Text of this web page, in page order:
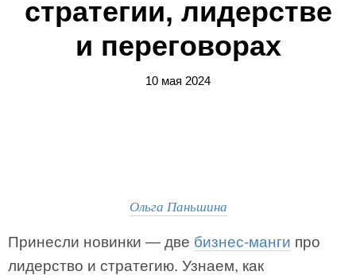
стратегии, лидерстве
и переговорах
10 мая 2024
Ольга Паньшина
Принесли новинки — две бизнес-манги про
лидерство и стратегию. Узнаем, как